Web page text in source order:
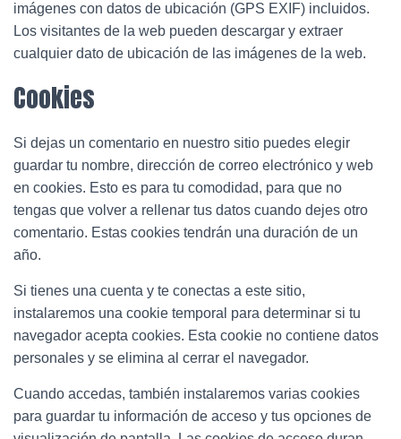
imágenes con datos de ubicación (GPS EXIF) incluidos.
Los visitantes de la web pueden descargar y extraer
cualquier dato de ubicación de las imágenes de la web.
Cookies
Si dejas un comentario en nuestro sitio puedes elegir
guardar tu nombre, dirección de correo electrónico y web
en cookies. Esto es para tu comodidad, para que no
tengas que volver a rellenar tus datos cuando dejes otro
comentario. Estas cookies tendrán una duración de un
año.
Si tienes una cuenta y te conectas a este sitio,
instalaremos una cookie temporal para determinar si tu
navegador acepta cookies. Esta cookie no contiene datos
personales y se elimina al cerrar el navegador.
Cuando accedas, también instalaremos varias cookies
para guardar tu información de acceso y tus opciones de